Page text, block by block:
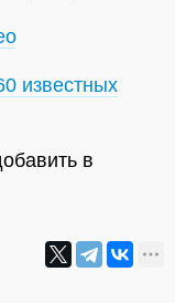
известных
в